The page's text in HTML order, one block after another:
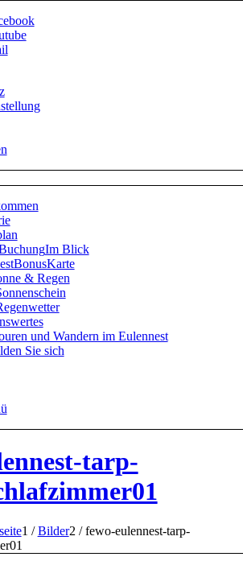
Im Blick
& Regen
und Wandern im Eulennest
Sie sich
tarp-
1 / Bilder2 / fewo-eulennest-tarp-